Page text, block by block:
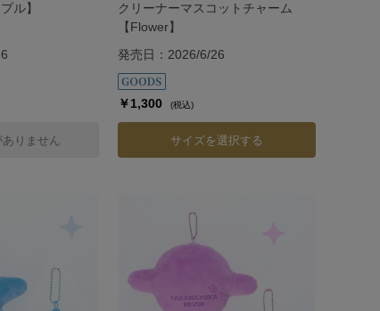
ル】
ありません
クリーナーマスコットチャーム
【Flower】
発売日：2026/6/26
￥1,300 (税込)
サイズを選択する